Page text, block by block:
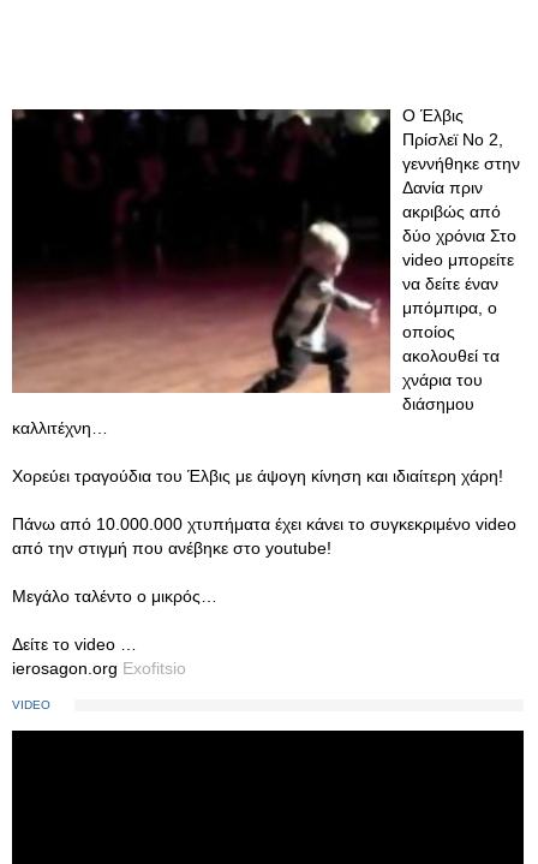
Ο Έλβις
Πρίσλεϊ Νο 2,
γεννήθηκε στην
Δανία πριν
ακριβώς από
δύο χρόνια Στο
video μπορείτε
να δείτε έναν
μπόμπιρα, ο
οποίος
ακολουθεί τα
χνάρια του
διάσημου
καλλιτέχνη…
Χορεύει τραγούδια του Έλβις με άψογη κίνηση και ιδιαίτερη χάρη!
Πάνω από 10.000.000 χτυπήματα έχει κάνει το συγκεκριμένο video
από την στιγμή που ανέβηκε στο youtube!
Μεγάλο ταλέντο ο μικρός…
Δείτε το video …
ierosagon.org Exofitsio
VIDEO